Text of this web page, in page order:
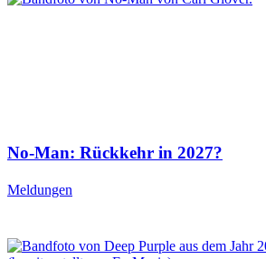
No-Man: Rückkehr in 2027?
Meldungen